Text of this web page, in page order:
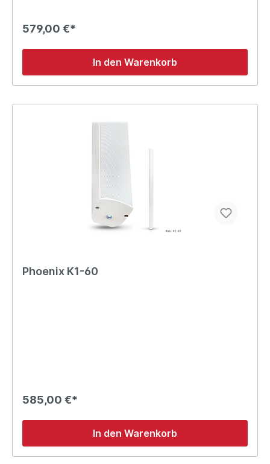
579,00 €*
In den Warenkorb
Phoenix K1-60
585,00 €*
In den Warenkorb